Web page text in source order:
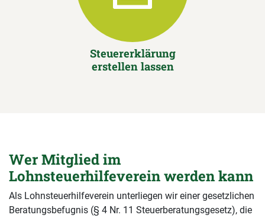
Steuererklärung
erstellen lassen
Wer Mitglied im
Lohnsteuerhilfeverein werden kann
Als Lohnsteuerhilfeverein unterliegen wir einer gesetzlichen
Beratungsbefugnis (§ 4 Nr. 11 Steuerberatungsgesetz), die